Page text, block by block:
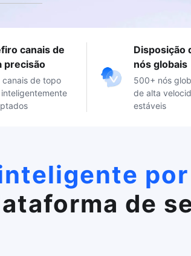
canais de
precisão
canais de topo
inteligentemente
Disposição
nós globais
500+ nós
de alta
estáveis
por
de